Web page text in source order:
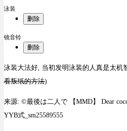
泳装
删除
镜音铃
删除
泳装大法好, 当初发明泳装的人真是太机
看叛纸的方法)
来源: ©最後は二人で 【MMD】 Dear
YYB式_sm25589555